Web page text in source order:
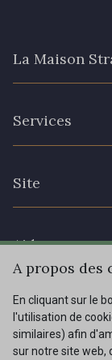
La Maison
Services
Site
Prix réduits
Magazine
Aide
Livraison :
Retours &
FAQ -
Menu
Tous nos
A propos des
En cliquant sur le
l'utilisation de
similaires) afin
sur notre site web,